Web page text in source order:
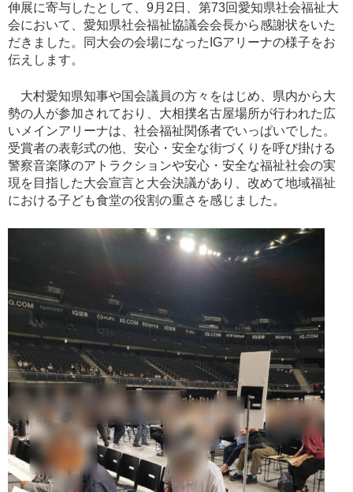
伸展に寄与したとして、9月2日、第73回愛知県社会福祉大
会において、愛知県社会福祉協議会会長から感謝状をいた
だきました。同大会の会場になったIGアリーナの様子をお
伝えします。
大村愛知県知事や国会議員の方々をはじめ、県内から大
勢の人が参加されており、大相撲名古屋場所が行われた広
いメインアリーナは、社会福祉関係者でいっぱいでした。
受賞者の表彰式の他、安心・安全な街づくりを呼び掛ける
警察音楽隊のアトラクションや安心・安全な福祉社会の実
現を目指した大会宣言と大会決議があり、改めて地域福祉
における子ども食堂の役割の重さを感じました。